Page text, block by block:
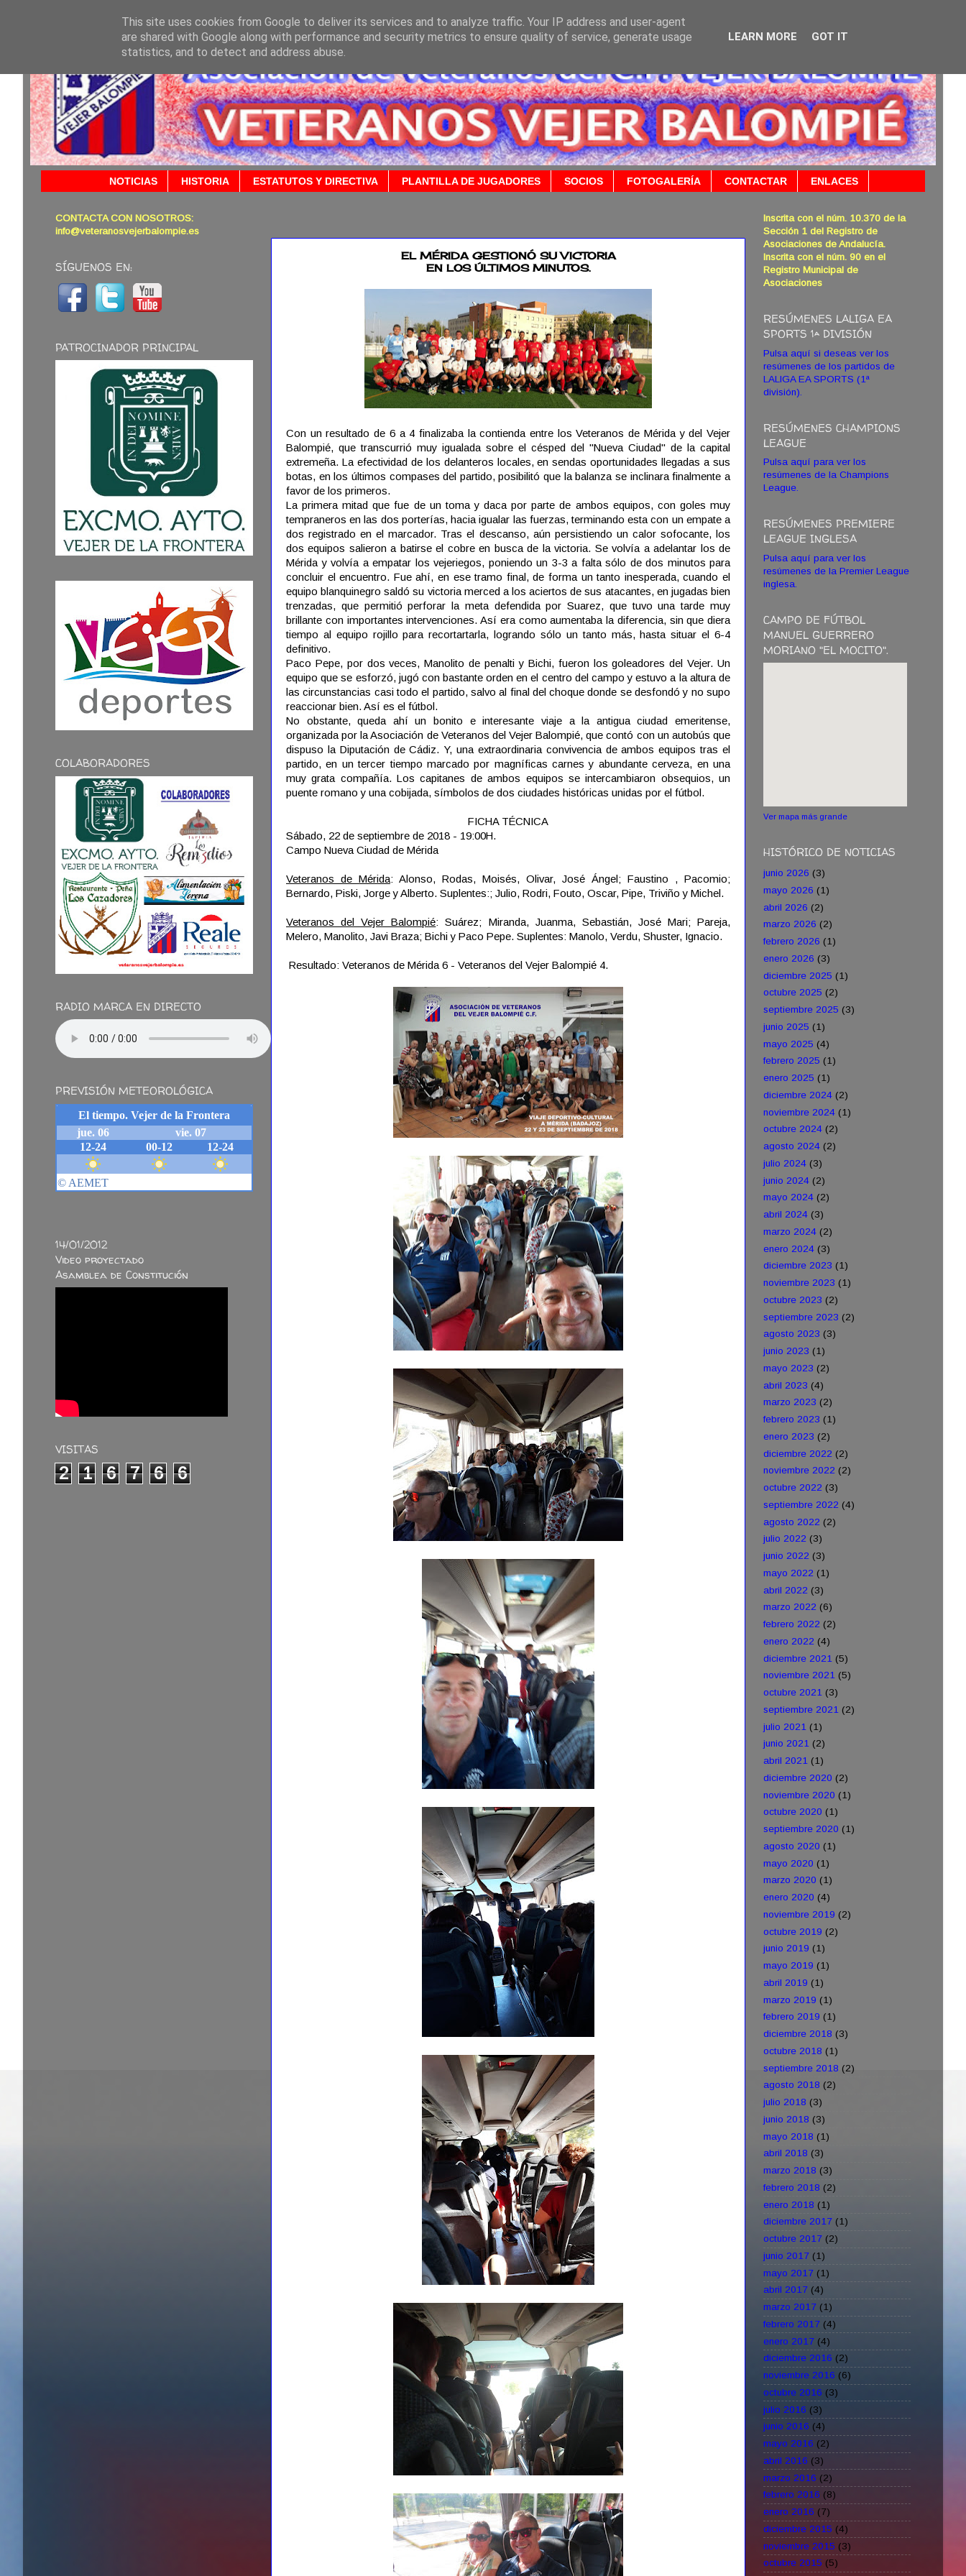
NOTICIAS HISTORIA ESTATUTOS Y DIRECTIVA PLANTILLA DE JUGADORES SOCIOS FOTOGALERÍA CONTACTAR ENLACES
EL MÉRIDA GESTIONÓ SU VICTORIA
EN LOS ÚLTIMOS MINUTOS.
Con un resultado de 6 a 4 finalizaba la contienda entre los Veteranos de Mérida y del Vejer
Balompié, que transcurrió muy igualada sobre el césped del "Nueva Ciudad" de la capital
extremeña. La efectividad de los delanteros locales, en sendas oportunidades llegadas a sus
botas, en los últimos compases del partido, posibilitó que la balanza se inclinara finalmente a
favor de los primeros.
La primera mitad que fue de un toma y daca por parte de ambos equipos, con goles muy
tempraneros en las dos porterías, hacia igualar las fuerzas, terminando esta con un empate a
dos registrado en el marcador. Tras el descanso, aún persistiendo un calor sofocante, los
dos equipos salieron a batirse el cobre en busca de la victoria. Se volvía a adelantar los de
Mérida y volvía a empatar los vejeriegos, poniendo un 3-3 a falta sólo de dos minutos para
concluir el encuentro. Fue ahí, en ese tramo final, de forma un tanto inesperada, cuando el
equipo blanquinegro saldó su victoria merced a los aciertos de sus atacantes, en jugadas bien
trenzadas, que permitió perforar la meta defendida por Suarez, que tuvo una tarde muy
brillante con importantes intervenciones. Así era como aumentaba la diferencia, sin que diera
tiempo al equipo rojillo para recortartarla, logrando sólo un tanto más, hasta situar el 6-4
definitivo.
Paco Pepe, por dos veces, Manolito de penalti y Bichi, fueron los goleadores del Vejer. Un
equipo que se esforzó, jugó con bastante orden en el centro del campo y estuvo a la altura de
las circunstancias casi todo el partido, salvo al final del choque donde se desfondó y no supo
reaccionar bien. Así es el fútbol.
No obstante, queda ahí un bonito e interesante viaje a la antigua ciudad emeritense,
organizada por la Asociación de Veteranos del Vejer Balompié, que contó con un autobús que
dispuso la Diputación de Cádiz. Y, una extraordinaria convivencia de ambos equipos tras el
partido, en un tercer tiempo marcado por magníficas carnes y abundante cerveza, en una
muy grata compañía. Los capitanes de ambos equipos se intercambiaron obsequios, un
puente romano y una cobijada, símbolos de dos ciudades históricas unidas por el fútbol.
FICHA TÉCNICA
Sábado, 22 de septiembre de 2018 - 19:00H.
Campo Nueva Ciudad de Mérida
Veteranos de Mérida: Alonso, Rodas, Moisés, Olivar, José Ángel; Faustino , Pacomio;
Bernardo, Piski, Jorge y Alberto. Suplentes:; Julio, Rodri, Fouto, Oscar, Pipe, Triviño y Michel.
Veteranos del Vejer Balompié: Suárez; Miranda, Juanma, Sebastián, José Mari; Pareja,
Melero, Manolito, Javi Braza; Bichi y Paco Pepe. Suplentes: Manolo, Verdu, Shuster, Ignacio.
Resultado: Veteranos de Mérida 6 - Veteranos del Vejer Balompié 4.
CONTACTA CON NOSOTROS:
info@veteranosvejerbalompie.es
SÍGUENOS EN:
PATROCINADOR PRINCIPAL
COLABORADORES
RADIO MARCA EN DIRECTO
PREVISIÓN METEOROLÓGICA
14/01/2012
Video proyectado
Asamblea de Constitución
VISITAS
2 1 6 7 6 6
Inscrita con el núm. 10.370 de la
Sección 1 del Registro de
Asociaciones de Andalucía.
Inscrita con el núm. 90 en el
Registro Municipal de
Asociaciones
RESÚMENES LALIGA EA
SPORTS 1ª DIVISIÓN
Pulsa aquí si deseas ver los
resúmenes de los partidos de
LALIGA EA SPORTS (1ª
división).
RESÚMENES CHAMPIONS
LEAGUE
Pulsa aquí para ver los
resúmenes de la Champions
League.
RESÚMENES PREMIERE
LEAGUE INGLESA
Pulsa aquí para ver los
resúmenes de la Premier League
inglesa.
CAMPO DE FÚTBOL
MANUEL GUERRERO
MORIANO "EL MOCITO".
Ver mapa más grande
HISTÓRICO DE NOTICIAS
junio 2026 (3)
mayo 2026 (1)
abril 2026 (2)
marzo 2026 (2)
febrero 2026 (1)
enero 2026 (3)
diciembre 2025 (1)
octubre 2025 (2)
septiembre 2025 (3)
junio 2025 (1)
mayo 2025 (4)
febrero 2025 (1)
enero 2025 (1)
diciembre 2024 (2)
noviembre 2024 (1)
octubre 2024 (2)
agosto 2024 (2)
julio 2024 (3)
junio 2024 (2)
mayo 2024 (2)
abril 2024 (3)
marzo 2024 (2)
enero 2024 (3)
diciembre 2023 (1)
noviembre 2023 (1)
octubre 2023 (2)
septiembre 2023 (2)
agosto 2023 (3)
junio 2023 (1)
mayo 2023 (2)
abril 2023 (4)
marzo 2023 (2)
febrero 2023 (1)
enero 2023 (2)
diciembre 2022 (2)
noviembre 2022 (2)
octubre 2022 (3)
septiembre 2022 (4)
agosto 2022 (2)
julio 2022 (3)
junio 2022 (3)
mayo 2022 (1)
abril 2022 (3)
marzo 2022 (6)
febrero 2022 (2)
enero 2022 (4)
diciembre 2021 (5)
noviembre 2021 (5)
octubre 2021 (3)
septiembre 2021 (2)
julio 2021 (1)
junio 2021 (2)
abril 2021 (1)
diciembre 2020 (2)
noviembre 2020 (1)
octubre 2020 (1)
septiembre 2020 (1)
agosto 2020 (1)
mayo 2020 (1)
marzo 2020 (1)
enero 2020 (4)
noviembre 2019 (2)
octubre 2019 (2)
junio 2019 (1)
mayo 2019 (1)
abril 2019 (1)
marzo 2019 (1)
febrero 2019 (1)
diciembre 2018 (3)
octubre 2018 (1)
septiembre 2018 (2)
agosto 2018 (2)
julio 2018 (3)
junio 2018 (3)
mayo 2018 (1)
abril 2018 (3)
marzo 2018 (3)
febrero 2018 (2)
enero 2018 (1)
diciembre 2017 (1)
octubre 2017 (2)
junio 2017 (1)
mayo 2017 (1)
abril 2017 (4)
marzo 2017 (1)
febrero 2017 (4)
enero 2017 (4)
diciembre 2016 (2)
noviembre 2016 (6)
octubre 2016 (3)
julio 2016 (3)
junio 2016 (4)
mayo 2016 (2)
abril 2016 (3)
marzo 2016 (2)
febrero 2016 (8)
enero 2016 (7)
diciembre 2015 (4)
noviembre 2015 (3)
octubre 2015 (5)
This site uses cookies from Google to deliver its services and to analyze traffic. Your IP address and user-agent
are shared with Google along with performance and security metrics to ensure quality of service, generate usage
statistics, and to detect and address abuse.
LEARN MORE GOT IT